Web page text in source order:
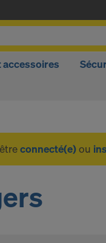
accessoires
connecté(e)ou